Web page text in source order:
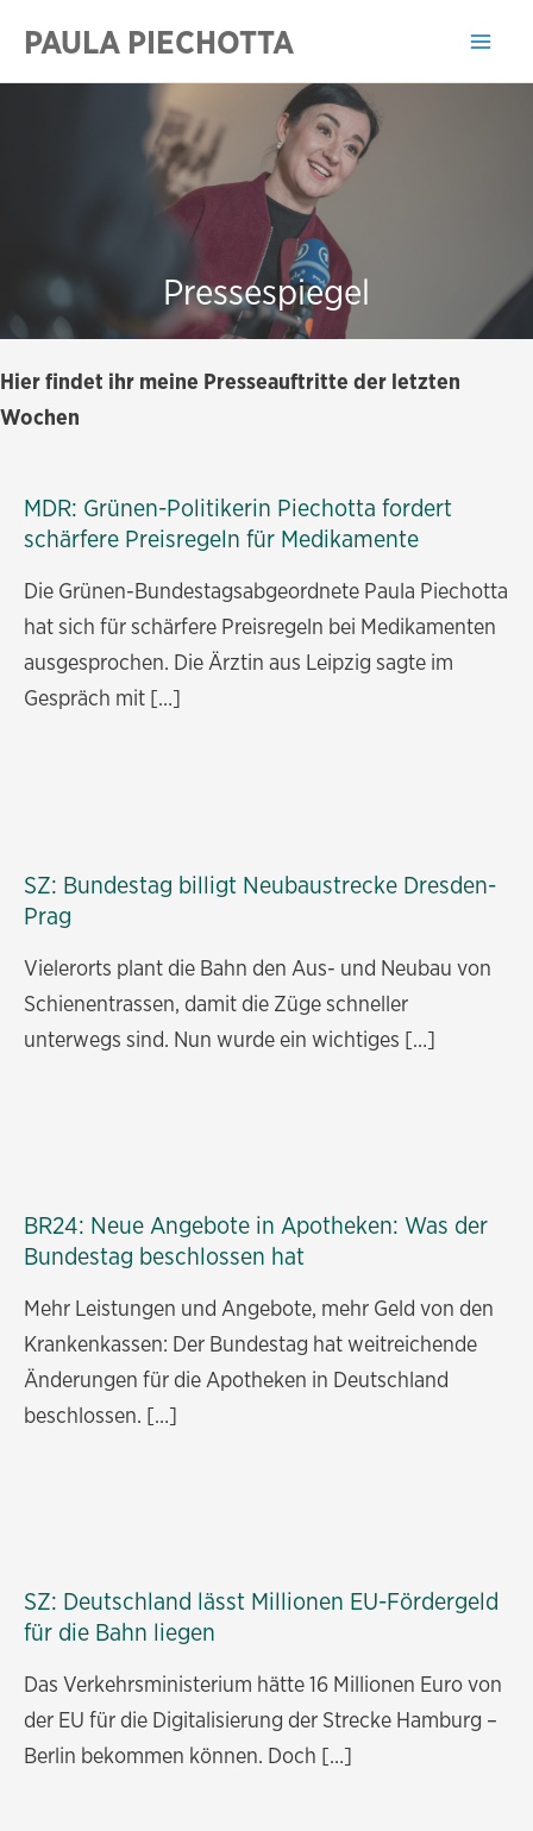
Inhalt
springen
PAULA PIECHOTTA
Pressespiegel
Hier findet ihr meine Presseauftritte der letzten
Wochen
MDR: Grünen-Politikerin Piechotta fordert
schärfere Preisregeln für Medikamente
Die Grünen-Bundestagsabgeordnete Paula Piechotta
hat sich für schärfere Preisregeln bei Medikamenten
ausgesprochen. Die Ärztin aus Leipzig sagte im
Gespräch mit […]
SZ: Bundestag billigt Neubaustrecke Dresden-
Prag
Vielerorts plant die Bahn den Aus- und Neubau von
Schienentrassen, damit die Züge schneller
unterwegs sind. Nun wurde ein wichtiges […]
BR24: Neue Angebote in Apotheken: Was der
Bundestag beschlossen hat
Mehr Leistungen und Angebote, mehr Geld von den
Krankenkassen: Der Bundestag hat weitreichende
Änderungen für die Apotheken in Deutschland
beschlossen. […]
SZ: Deutschland lässt Millionen EU-Fördergeld
für die Bahn liegen
Das Verkehrsministerium hätte 16 Millionen Euro von
der EU für die Digitalisierung der Strecke Hamburg –
Berlin bekommen können. Doch […]